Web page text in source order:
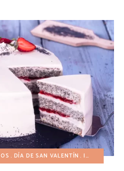
DÍA DE SAN VALENTÍN INVIERNO